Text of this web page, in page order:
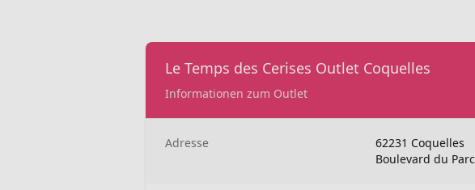
Le Temps des Cerises Outlet Coquelles
Informationen zum Outlet
Adresse
62231 Coquelles
Boulevard du Parc